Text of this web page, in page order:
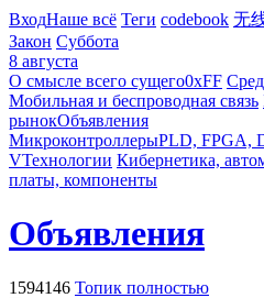
ВходНаше всё Теги codebook 无
Закон Суббота
8 августа
О смысле всего сущего0xFF
Мобильная и беспроводная связь
рынокОбъявления
МикроконтроллерыPLD, FPGA,
VТехнологии Кибернетика,
платы, компоненты
Объявления
1594146 Топик полностью